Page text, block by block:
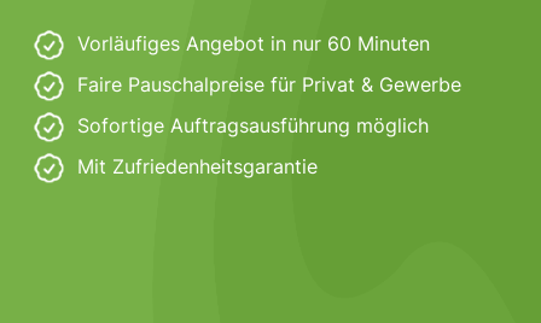
Vorläufiges Angebot in nur 60 Minuten
Faire Pauschalpreise für Privat & Gewerbe
Sofortige Auftragsausführung möglich
Mit Zufriedenheitsgarantie